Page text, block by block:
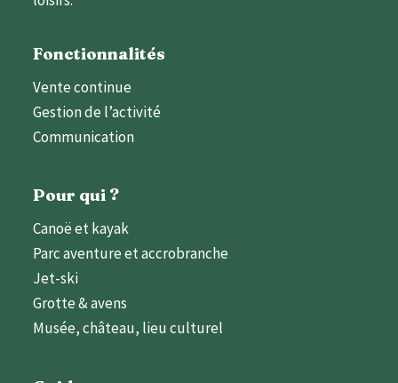
Fonctionnalités
Vente continue
Gestion de l’activité
Communication
Pour qui ?
Canoë et kayak
Parc aventure et accrobranche
Jet-ski
Grotte & avens
Musée, château, lieu culturel